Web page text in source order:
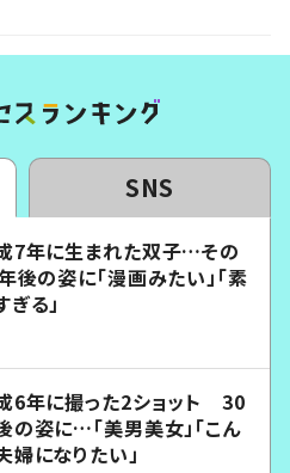
SNS
7年に生まれた双子…その
後の姿に「漫画みたい」「素
ぎる」
6年に撮った2ショット 30
の姿に…「美男美女」「こん
婦になりたい」